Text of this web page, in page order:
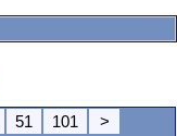
51 101
>